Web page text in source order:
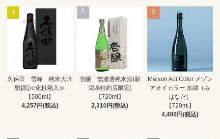
1
久保田 雪峰 純米大吟
醸[黒]≪化粧箱入≫
【500ml】
4,257円(税込)
2
壱醸 無濾過純米酒(新
潟県特約店限定)
【720ml】
2,310円(税込)
3
Maison Aoi Color メゾン
アオイカラー 水縹（み
はなだ）
【720ml】
4,400円(税込)